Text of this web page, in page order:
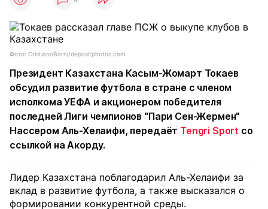
Фото: CristianoBarni/depositphotos.com
Президент Казахстана Касым-Жомарт Токаев
обсудил развитие футбола в стране с членом
исполкома УЕФА и акционером победителя
последней Лиги чемпионов "Пари Сен-Жермен"
Нассером Аль-Хелаифи, передаёт Tengri Sport со
ссылкой на Акорду.
Лидер Казахстана поблагодарил Аль-Хелаифи за
вклад в развитие футбола, а также высказался о
формировании конкурентной среды.